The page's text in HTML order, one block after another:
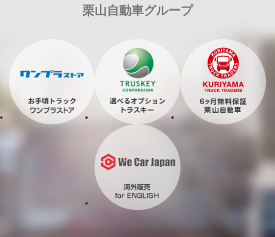
栗山自動車グループ